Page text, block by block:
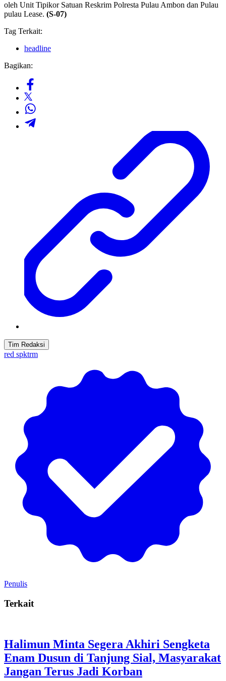
oleh Unit Tipikor Satuan Reskrim Polresta Pulau Ambon dan Pulau
pulau Lease. (S-07)
Tag Terkait:
headline
Bagikan:
Tim Redaksi
red spktrm
Penulis
Terkait
Halimun Minta Segera Akhiri Sengketa
Enam Dusun di Tanjung Sial, Masyarakat
Jangan Terus Jadi Korban